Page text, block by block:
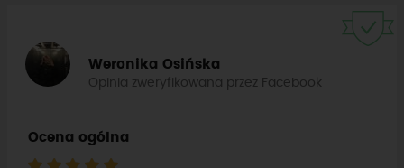
Ocena ogólna
Weronika Osińska
Opinia zweryfikowana przez Facebook